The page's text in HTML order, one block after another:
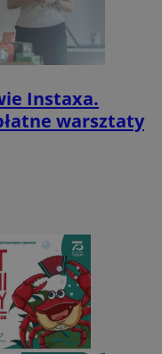
Instaxa.
warsztaty